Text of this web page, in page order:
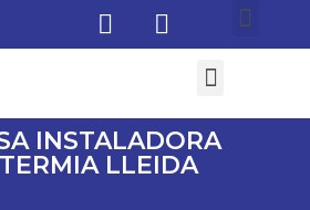
INSTALADORA
LLEIDA